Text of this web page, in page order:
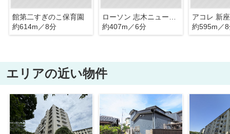
館第二すぎのこ保育園
約614m／8分
約407m／6分
アコレ 新
約595m／
エリアの近い物件